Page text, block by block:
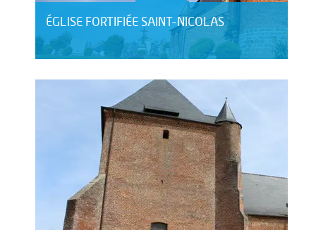
ÉGLISE FORTIFIÉE SAINT-NICOLAS